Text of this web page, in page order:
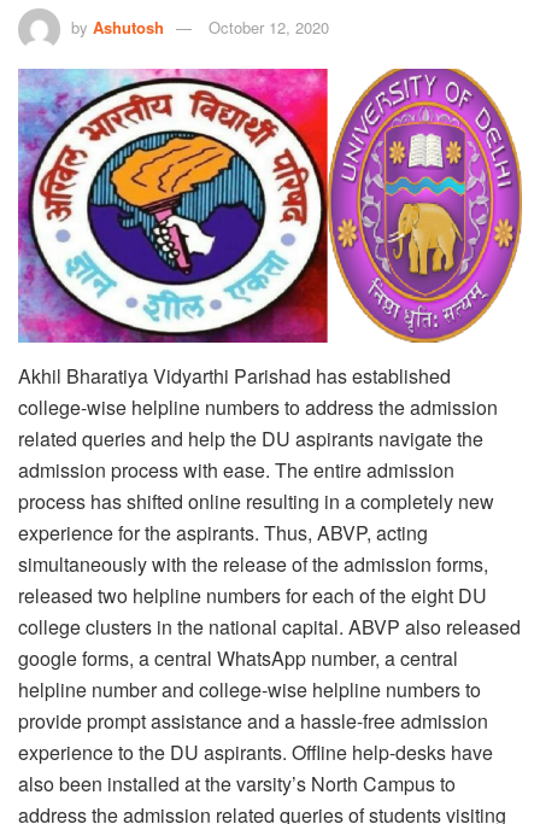
by Ashutosh October 12, 2020
Akhil Bharatiya Vidyarthi Parishad has established
college-wise helpline numbers to address the admission
related queries and help the DU aspirants navigate the
admission process with ease. The entire admission
process has shifted online resulting in a completely new
experience for the aspirants. Thus, ABVP, acting
simultaneously with the release of the admission forms,
released two helpline numbers for each of the eight DU
college clusters in the national capital. ABVP also released
google forms, a central WhatsApp number, a central
helpline number and college-wise helpline numbers to
provide prompt assistance and a hassle-free admission
experience to the DU aspirants. Offline help-desks have
also been installed at the varsity’s North Campus to
address the admission related queries of students visiting